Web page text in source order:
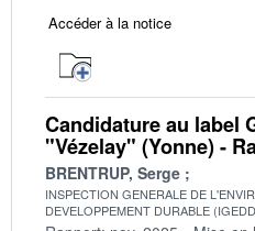
Accéder à la notice
Candidature au label
"Vézelay" (Yonne) -
BRENTRUP, Serge
INSPECTION GENERALE DE
DEVELOPPEMENT DURABLE